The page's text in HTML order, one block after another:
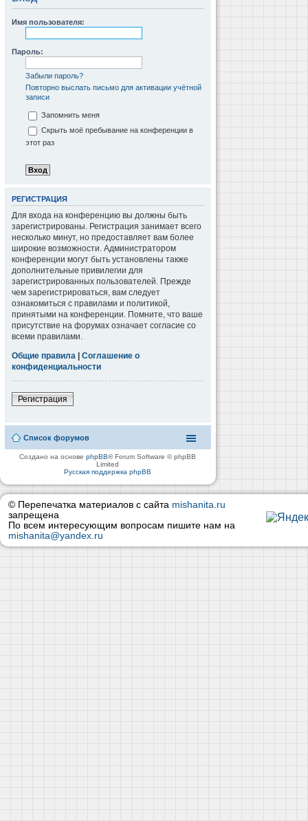
Имя пользователя:
Пароль:
Забыли пароль?
Повторно выслать письмо для активации учётной
записи
Запомнить меня
Скрыть моё пребывание на конференции в
этот раз
РЕГИСТРАЦИЯ
Для входа на конференцию вы должны быть
зарегистрированы. Регистрация занимает всего
несколько минут, но предоставляет вам более
широкие возможности. Администратором
конференции могут быть установлены также
дополнительные привилегии для
зарегистрированных пользователей. Прежде
чем зарегистрироваться, вам следует
ознакомиться с правилами и политикой,
принятыми на конференции. Помните, что ваше
присутствие на форумах означает согласие со
всеми правилами.
Общие правила | Соглашение о
конфиденциальности
Регистрация
Список форумов
Создано на основеphpBB® Forum Software © phpBB
Limited
Русская поддержка phpBB
© Перепечатка материалов с сайта mishanita.ru
запрещена
По всем интересующим вопросам пишите нам на
mishanita@yandex.ru